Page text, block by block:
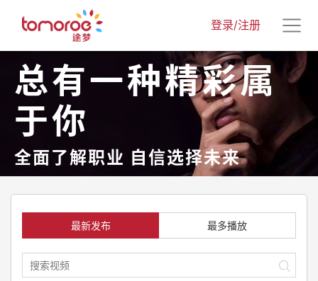
登录/注册
总有一种精彩属
于你
全面了解职业 自信选择未来
最新发布 最多播放